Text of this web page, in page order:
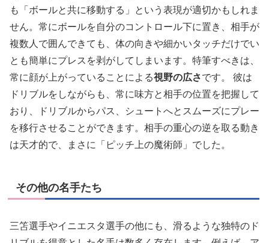
も「ボールと共に移動する」という表現が適切かもしれま
せん。常にボールを自分のコントロール下に置き、相手が
複数人で囲んできても、体の向きや細かいタッチだけでい
とも簡単にプレスを剥がしてしまいます。特筆すべきは、
常に顔が上がっていることによる視野の広さです。 彼は
ドリブルをしながらも、常に味方と相手の位置を把握して
おり、ドリブルからパス、シュートへとスムーズにプレー
を移行させることができます。相手の重心の逆を取る動き
は天才的で、まさに「ピッチ上の魔術師」でした。
その他の名手たち
三笘選手やイニエスタ選手の他にも、滑るような独特のド